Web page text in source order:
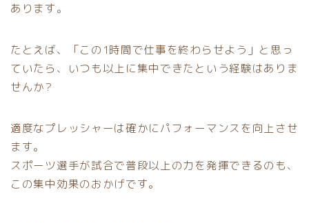
あります。
たとえば、「この1時間で仕事を終わらせよう」と思っ
ていたら、いつも以上に集中できたという経験はありま
せんか?
適度なプレッシャーは確かにパフォーマンスを向上させ
ます。
スポーツ選手が試合で普段以上の力を発揮できるのも、
この集中効果のおかげです。